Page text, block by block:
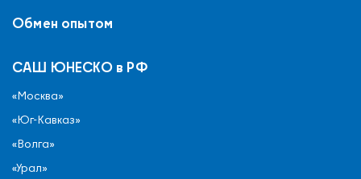
Обмен опытом
САШ ЮНЕСКО в РФ
«Москва»
«Юг-Кавказ»
«Волга»
«Урал»